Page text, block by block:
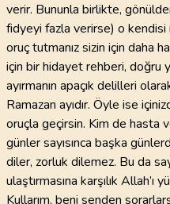
verir. Bununla birlikte,
fidyeyi fazla verirse) o kendisi
oruç tutmanız sizin için daha
için bir hidayet rehberi, doğru
ayırmanın apaçık delilleri
Ramazan ayıdır. Öyle ise
oruçla geçirsin. Kim de hasta
günler sayısınca başka
diler, zorluk dilemez. Bu da
ulaştırmasına karşılık
Kullarım, beni senden